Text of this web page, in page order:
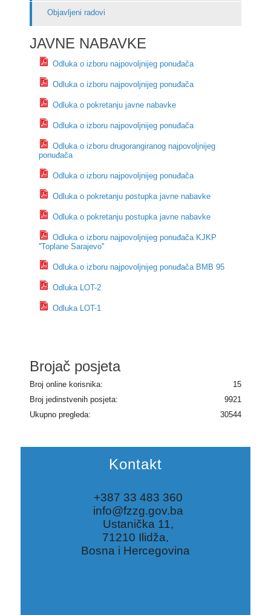
Objavljeni radovi
JAVNE NABAVKE
Odluka o izboru najpovoljnijeg ponuđača
Odluka o izboru najpovoljnijeg ponuđača
Odluka o pokretanju javne nabavke
Odluka o izboru najpovoljnijeg ponuđača
Odluka o izboru drugorangiranog najpovoljnijeg
ponuđača
Odluka o izboru najpovoljnijeg ponuđača
Odluka o pokretanju postupka javne nabavke
Odluka o pokretanju postupka javne nabavke
Odluka o izboru najpovoljnijeg ponuđača KJKP
''Toplane Sarajevo''
Odluka o izboru najpovoljnijeg ponuđača BMB 95
Odluka LOT-2
Odluka LOT-1
Brojač posjeta
Broj online korisnika:
15
Broj jedinstvenih posjeta:
9921
Ukupno pregleda:
30544
Kontakt
+387 33 483 360
info@fzzg.gov.ba
Ustanička 11,
71210 Ilidža,
Bosna i Hercegovina